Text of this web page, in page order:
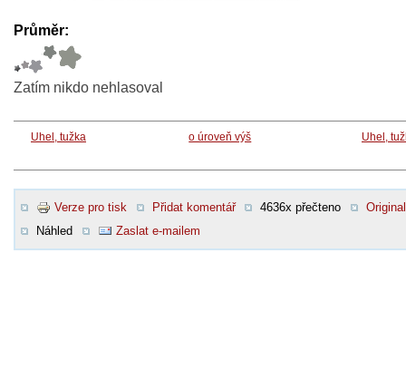
Průměr:
Zatím nikdo nehlasoval
Uhel, tužka o úroveň výš Uhel,
Verze pro tisk Přidat komentář 4636x přečteno
Original
Náhled
Zaslat e-mailem